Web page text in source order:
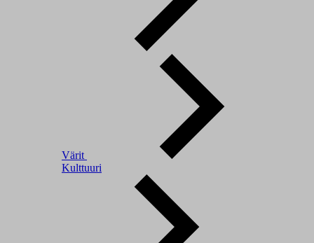
Värit
Kulttuuri